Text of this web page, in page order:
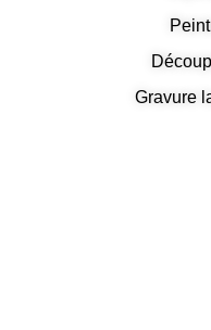
Gravure